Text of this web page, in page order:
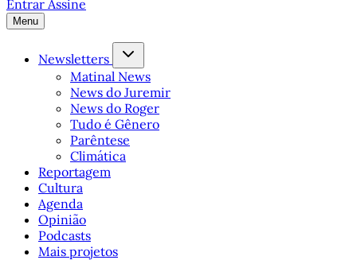
Entrar Assine
Menu
Newsletters
Matinal News
News do Juremir
News do Roger
Tudo é Gênero
Parêntese
Climática
Reportagem
Cultura
Agenda
Opinião
Podcasts
Mais projetos